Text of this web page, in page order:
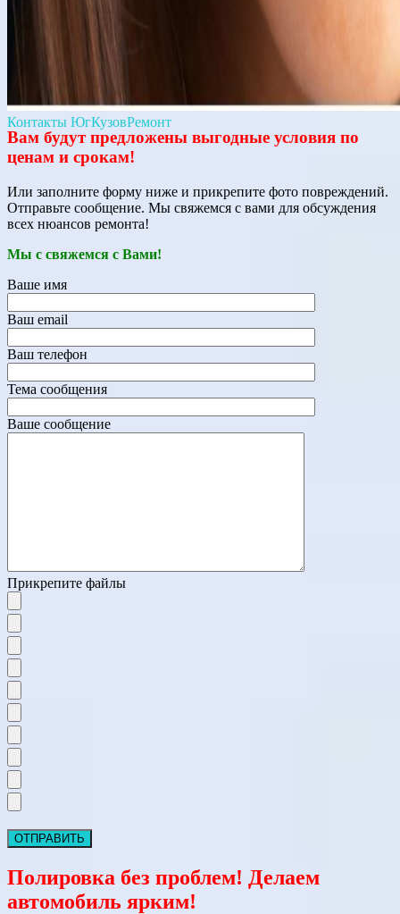
Контакты ЮгКузовРемонт
Вам будут предложены выгодные условия по
ценам и срокам!
Или заполните форму ниже и прикрепите фото повреждений.
Отправьте сообщение. Мы свяжемся с вами для обсуждения
всех нюансов ремонта!
Мы с свяжемся с Вами!
Ваше имя
Ваш email
Ваш телефон
Тема сообщения
Ваше сообщение
Прикрепите файлы
Полировка без проблем! Делаем
автомобиль ярким!